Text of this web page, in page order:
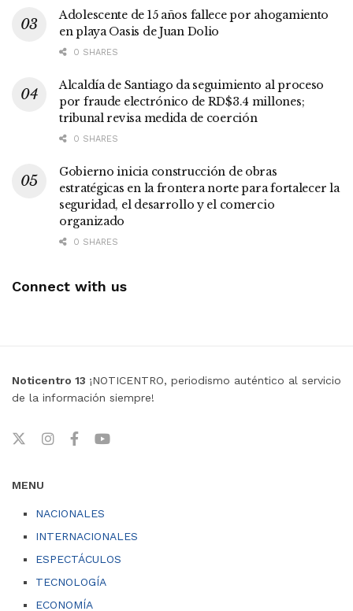
Adolescente de 15 años fallece por ahogamiento
en playa Oasis de Juan Dolio
0 SHARES
Alcaldía de Santiago da seguimiento al proceso
por fraude electrónico de RD$3.4 millones;
tribunal revisa medida de coerción
0 SHARES
Gobierno inicia construcción de obras
estratégicas en la frontera norte para fortalecer la
seguridad, el desarrollo y el comercio
organizado
0 SHARES
Connect with us
Noticentro 13 ¡NOTICENTRO, periodismo auténtico al servicio
de la información siempre!
MENU
NACIONALES
INTERNACIONALES
ESPECTÁCULOS
TECNOLOGÍA
ECONOMÍA